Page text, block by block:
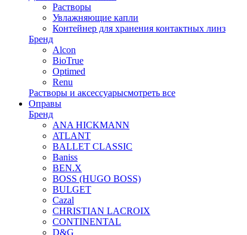
Растворы
Увлажняющие капли
Контейнер для хранения контактных линз
Бренд
Alcon
BioTrue
Optimed
Renu
Растворы и аксессуарысмотреть все
Оправы
Бренд
ANA HICKMANN
ATLANT
BALLET CLASSIC
Baniss
BEN.X
BOSS (HUGO BOSS)
BULGET
Cazal
CHRISTIAN LACROIX
CONTINENTAL
D&G